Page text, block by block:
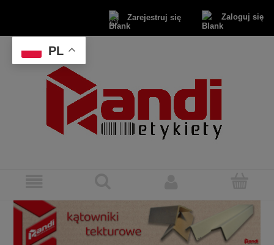
Zarejestruj się Zaloguj się
PL